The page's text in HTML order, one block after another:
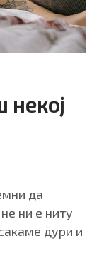
да
ни е ниту
дури и